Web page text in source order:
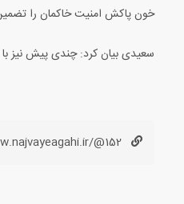
خون پاکش امنیت خاکمان را
سعیدی بیان کرد: چندی پیش نیز
@152